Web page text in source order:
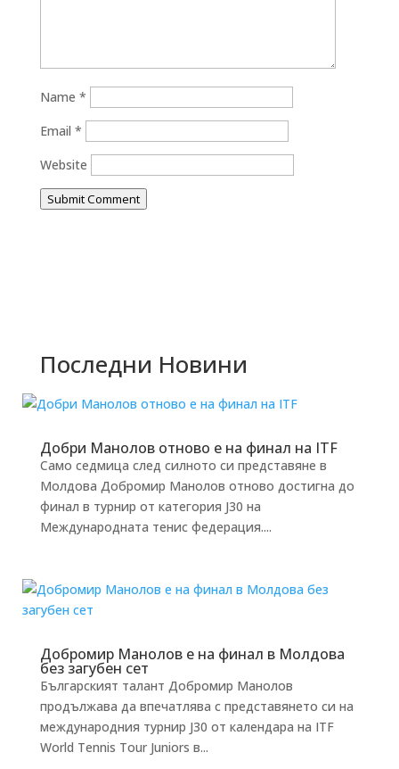
Name *
Email *
Website
Submit Comment
Последни Новини
Добри Манолов отново е на финал на ITF
Само седмица след силното си представяне в
Молдова Добромир Манолов отново достигна до
финал в турнир от категория J30 на
Международната тенис федерация....
Добромир Манолов е на финал в Молдова
без загубен сет
Българският талант Добромир Манолов
продължава да впечатлява с представянето си на
международния турнир J30 от календара на ITF
World Tennis Tour Juniors в...